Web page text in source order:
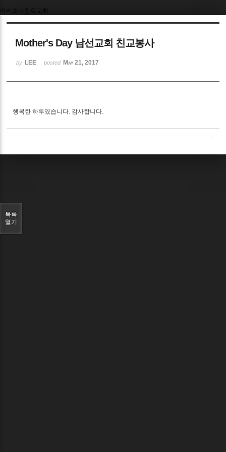
아리조나장로교회
Mother's Day 남선교회 친교봉사
by LEE posted May 21, 2017
행복한 하루였습니다. 감사합니다.
목록
열기